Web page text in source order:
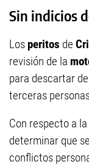
Sin indicios
Los peritos de
revisión de la
para descartar
terceras
Con respecto a
determinar que
conflictos